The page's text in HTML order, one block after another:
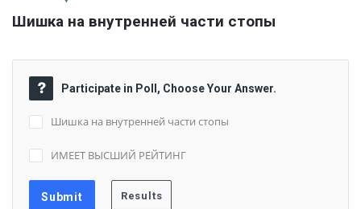
Шишка на внутренней части стопы
Participate in Poll, Choose Your Answer.
Шишка на внутренней части стопы
ИМЕЕТ ВЫСШИЙ РЕЙТИНГ